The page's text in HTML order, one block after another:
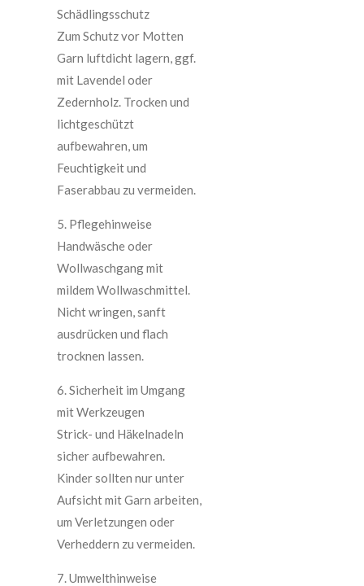
Schädlingsschutz
Zum Schutz vor Motten
Garn luftdicht lagern, ggf.
mit Lavendel oder
Zedernholz. Trocken und
lichtgeschützt
aufbewahren, um
Feuchtigkeit und
Faserabbau zu vermeiden.
5. Pflegehinweise
Handwäsche oder
Wollwaschgang mit
mildem Wollwaschmittel.
Nicht wringen, sanft
ausdrücken und flach
trocknen lassen.
6. Sicherheit im Umgang
mit Werkzeugen
Strick- und Häkelnadeln
sicher aufbewahren.
Kinder sollten nur unter
Aufsicht mit Garn arbeiten,
um Verletzungen oder
Verheddern zu vermeiden.
7. Umwelthinweise